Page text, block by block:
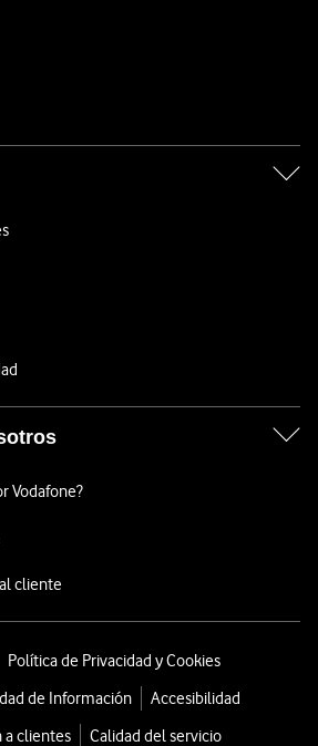
Vodafone?
cliente
Política de Privacidad y Cookies
de Información
Accesibilidad
a clientes
Calidad del servicio